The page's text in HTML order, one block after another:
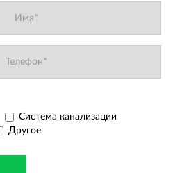
Система канализации
Другое